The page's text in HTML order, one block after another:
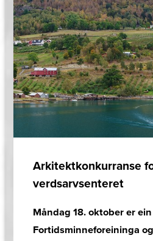
Arkitektkonkurranse
verdsarvsenteret
Måndag 18. oktober er
Fortidsminneforeininga